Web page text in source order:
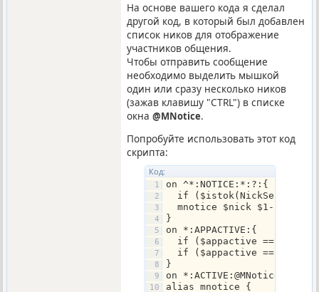
На основе вашего кода я сделал
другой код, в который был добавлен
список ников для отображение
участников общения.
Чтобы отправить сообщение
необходимо выделить мышкой
один или сразу несколько ников
(зажав клавишу "CTRL") в списке
окна@MNotice.
Попробуйте использовать этот код
скрипта:
Код:
on ^*:NOTICE:*:?:{
if ($istok(NickServ
  mnotice $nick $1- | halt
}
on *:APPACTIVE:{
if ($appactive ==
if ($appactive == $true
}
on *:ACTIVE:@MNotice:
alias mnotice {